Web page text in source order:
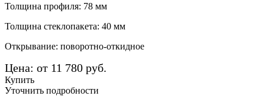
Толщина профиля: 78 мм
Толщина стеклопакета: 40 мм
Открывание: поворотно-откидное
Цена: от 11 780 руб.
Купить
Уточнить подробности